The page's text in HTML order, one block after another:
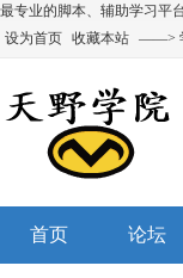
最专业的脚本、辅助学习平
设为首页 收藏本站 ——>
首页 论坛